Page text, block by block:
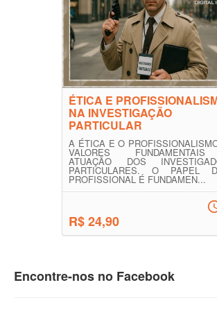
ÉTICA E
NA INVESTIGAÇÃO
PARTICULAR
A ÉTICA E O
VALORES
ATUAÇÃO DOS
PARTICULARES. O PAPEL
PROFISSIONAL É FUNDAMEN...
R$ 24,90
Encontre-nos no Facebook